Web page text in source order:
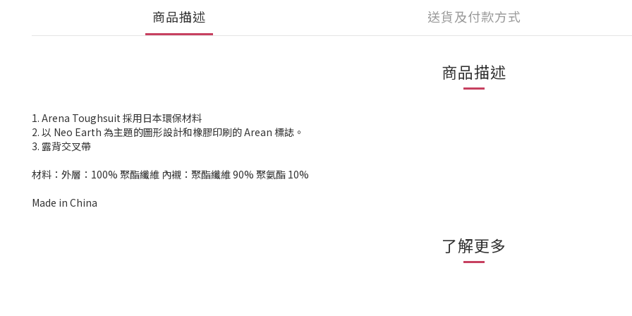
商品描述 送貨及付款方式
商品描述
1. Arena Toughsuit 採用日本環保材料
2. 以 Neo Earth 為主題的圖形設計和橡膠印刷的 Arean 標誌。
3. 露背交叉帶
材料：外層：100% 聚酯纖維 內襯：聚酯纖維 90% 聚氨酯 10%
Made in China
了解更多